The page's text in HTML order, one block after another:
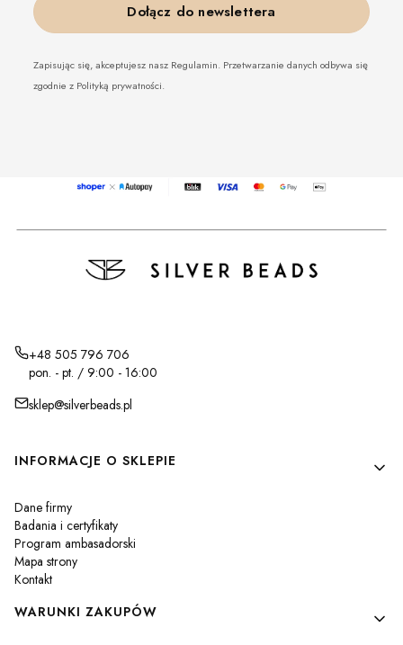
Dołącz do newslettera
Zapisując się, akceptujesz nasz Regulamin. Przetwarzanie danych odbywa się
zgodnie z Polityką prywatności.
+48 505 796 706
pon. - pt. / 9:00 - 16:00
sklep@silverbeads.pl
Linki w stopce
INFORMACJE O SKLEPIE
Dane firmy
Badania i certyfikaty
Program ambasadorski
Mapa strony
Kontakt
WARUNKI ZAKUPÓW